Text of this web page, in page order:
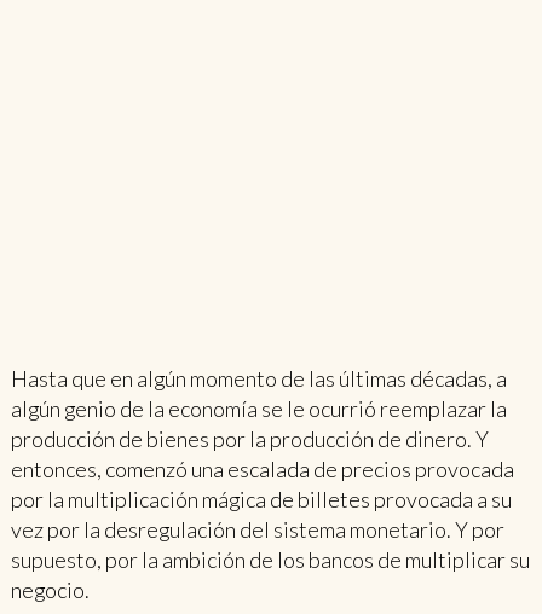
Hasta que en algún momento de las últimas décadas, a
algún genio de la economía se le ocurrió reemplazar la
producción de bienes por la producción de dinero. Y
entonces, comenzó una escalada de precios provocada
por la multiplicación mágica de billetes provocada a su
vez por la desregulación del sistema monetario. Y por
supuesto, por la ambición de los bancos de multiplicar su
negocio.